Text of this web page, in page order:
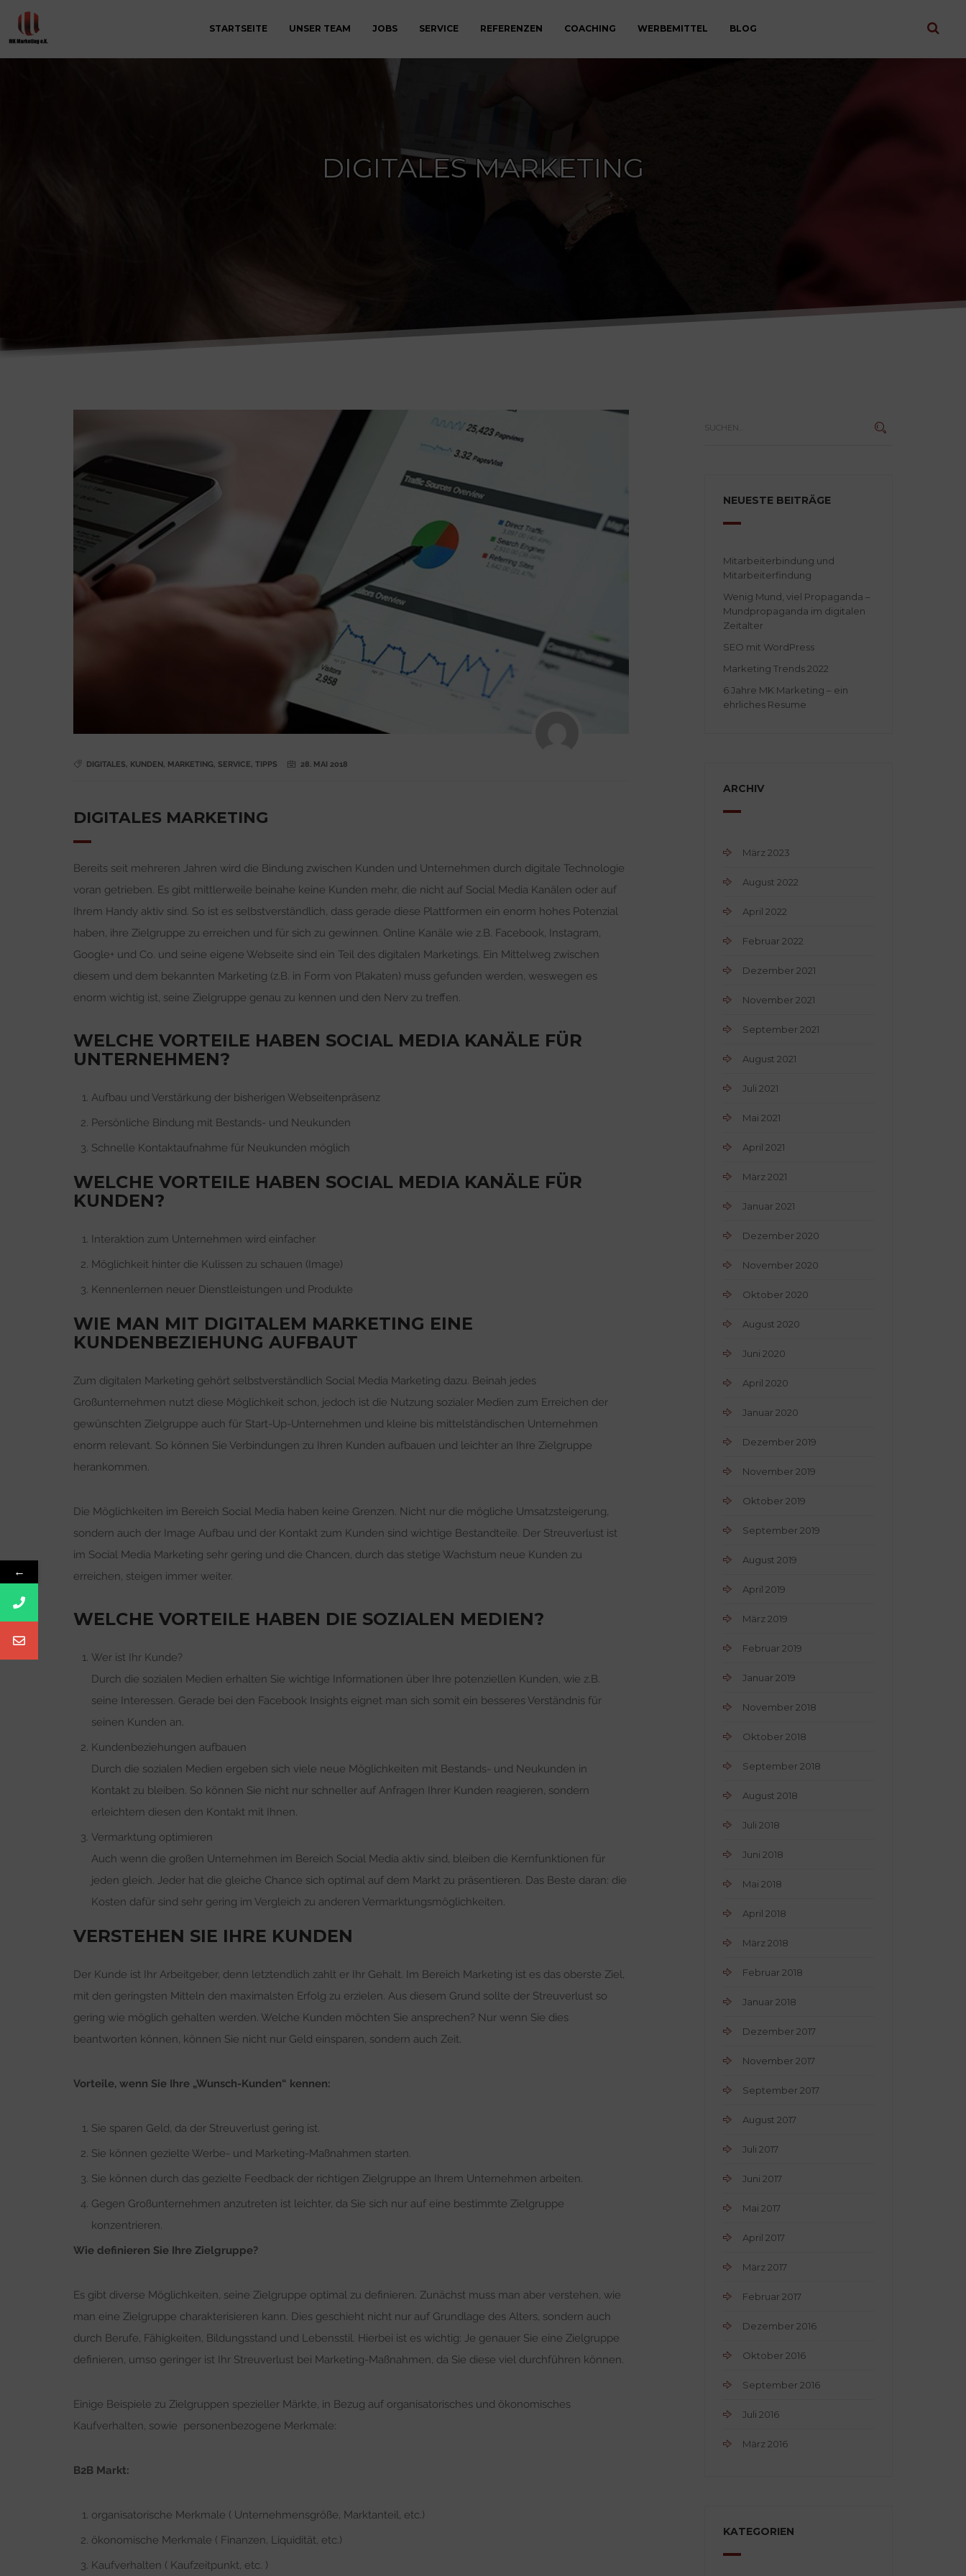
STARTSEITE UNSER TEAM JOBS SERVICE REFERENZEN COACHING WERBEMITTEL BLOG
DIGITALES MARKETING
DIGITALES, KUNDEN, MARKETING, SERVICE, TIPPS 28. MAI 2018
DIGITALES MARKETING
Bereits seit mehreren Jahren wird die Bindung zwischen Kunden und Unternehmen durch digitale Technologie
voran getrieben. Es gibt mittlerweile beinahe keine Kunden mehr, die nicht auf Social Media Kanälen oder auf
Ihrem Handy aktiv sind. So ist es selbstverständlich, dass gerade diese Plattformen ein enorm hohes Potenzial
haben, ihre Zielgruppe zu erreichen und für sich zu gewinnen. Online Kanäle wie z.B. Facebook, Instagram,
Google+ und Co. und seine eigene Webseite sind ein Teil des digitalen Marketings. Ein Mittelweg zwischen
diesem und dem bekannten Marketing (z.B. in Form von Plakaten) muss gefunden werden, weswegen es
enorm wichtig ist, seine Zielgruppe genau zu kennen und den Nerv zu treffen.
WELCHE VORTEILE HABEN SOCIAL MEDIA KANÄLE FÜR
UNTERNEHMEN?
Aufbau und Verstärkung der bisherigen Webseitenpräsenz
Persönliche Bindung mit Bestands- und Neukunden
Schnelle Kontaktaufnahme für Neukunden möglich
WELCHE VORTEILE HABEN SOCIAL MEDIA KANÄLE FÜR
KUNDEN?
Interaktion zum Unternehmen wird einfacher
Möglichkeit hinter die Kulissen zu schauen (Image)
Kennenlernen neuer Dienstleistungen und Produkte
WIE MAN MIT DIGITALEM MARKETING EINE
KUNDENBEZIEHUNG AUFBAUT
Zum digitalen Marketing gehört selbstverständlich Social Media Marketing dazu. Beinah jedes
Großunternehmen nutzt diese Möglichkeit schon, jedoch ist die Nutzung sozialer Medien zum Erreichen der
gewünschten Zielgruppe auch für Start-Up-Unternehmen und kleine bis mittelständischen Unternehmen
enorm relevant. So können Sie Verbindungen zu Ihren Kunden aufbauen und leichter an Ihre Zielgruppe
herankommen.
Die Möglichkeiten im Bereich Social Media haben keine Grenzen. Nicht nur die mögliche Umsatzsteigerung,
sondern auch der Image Aufbau und der Kontakt zum Kunden sind wichtige Bestandteile. Der Streuverlust ist
im Social Media Marketing sehr gering und die Chancen, durch das stetige Wachstum neue Kunden zu
erreichen, steigen immer weiter.
WELCHE VORTEILE HABEN DIE SOZIALEN MEDIEN?
Wer ist Ihr Kunde?
Durch die sozialen Medien erhalten Sie wichtige Informationen über Ihre potenziellen Kunden, wie z.B.
seine Interessen. Gerade bei den Facebook Insights eignet man sich somit ein besseres Verständnis für
seinen Kunden an.
Kundenbeziehungen aufbauen
Durch die sozialen Medien ergeben sich viele neue Möglichkeiten mit Bestands- und Neukunden in
Kontakt zu bleiben. So können Sie nicht nur schneller auf Anfragen Ihrer Kunden reagieren, sondern
erleichtern diesen den Kontakt mit Ihnen.
Vermarktung optimieren
Auch wenn die großen Unternehmen im Bereich Social Media aktiv sind, bleiben die Kernfunktionen für
jeden gleich. Jeder hat die gleiche Chance sich optimal auf dem Markt zu präsentieren. Das Beste daran: die
Kosten dafür sind sehr gering im Vergleich zu anderen Vermarktungsmöglichkeiten.
VERSTEHEN SIE IHRE KUNDEN
Der Kunde ist Ihr Arbeitgeber, denn letztendlich zahlt er Ihr Gehalt. Im Bereich Marketing ist es das oberste Ziel,
mit den geringsten Mitteln den maximalsten Erfolg zu erzielen. Aus diesem Grund sollte der Streuverlust so
gering wie möglich gehalten werden. Welche Kunden möchten Sie ansprechen? Nur wenn Sie dies
beantworten können, können Sie nicht nur Geld einsparen, sondern auch Zeit.
Vorteile, wenn Sie Ihre „Wunsch-Kunden“ kennen:
Sie sparen Geld, da der Streuverlust gering ist.
Sie können gezielte Werbe- und Marketing-Maßnahmen starten.
Sie können durch das gezielte Feedback der richtigen Zielgruppe an Ihrem Unternehmen arbeiten.
Gegen Großunternehmen anzutreten ist leichter, da Sie sich nur auf eine bestimmte Zielgruppe
konzentrieren.
Wie definieren Sie Ihre Zielgruppe?
Es gibt diverse Möglichkeiten, seine Zielgruppe optimal zu definieren. Zunächst muss man aber verstehen, wie
man eine Zielgruppe charakterisieren kann. Dies geschieht nicht nur auf Grundlage des Alters, sondern auch
durch Berufe, Fähigkeiten, Bildungsstand und Lebensstil. Hierbei ist es wichtig: Je genauer Sie eine Zielgruppe
definieren, umso geringer ist Ihr Streuverlust bei Marketing-Maßnahmen, da Sie diese viel durchführen können.
Einige Beispiele zu Zielgruppen spezieller Märkte, in Bezug auf organisatorisches und ökonomisches
Kaufverhalten, sowie personenbezogene Merkmale:
B2B Markt:
organisatorische Merkmale ( Unternehmensgröße, Marktanteil, etc.)
ökonomische Merkmale ( Finanzen, Liquidität, etc.)
Kaufverhalten ( Kaufzeitpunkt, etc. )
NEUESTE BEITRÄGE
Mitarbeiterbindung und
Mitarbeiterfindung
Wenig Mund, viel Propaganda –
Mundpropaganda im digitalen
Zeitalter
SEO mit WordPress
Marketing Trends 2022
6 Jahre MK Marketing – ein
ehrliches Resume
ARCHIV
März 2023
August 2022
April 2022
Februar 2022
Dezember 2021
November 2021
September 2021
August 2021
Juli 2021
Mai 2021
April 2021
März 2021
Januar 2021
Dezember 2020
November 2020
Oktober 2020
August 2020
Juni 2020
April 2020
Januar 2020
Dezember 2019
November 2019
Oktober 2019
September 2019
August 2019
April 2019
März 2019
Februar 2019
Januar 2019
November 2018
Oktober 2018
September 2018
August 2018
Juli 2018
Juni 2018
Mai 2018
April 2018
März 2018
Februar 2018
Januar 2018
Dezember 2017
November 2017
September 2017
August 2017
Juli 2017
Juni 2017
Mai 2017
April 2017
März 2017
Februar 2017
Dezember 2016
Oktober 2016
September 2016
Juli 2016
März 2016
KATEGORIEN
←